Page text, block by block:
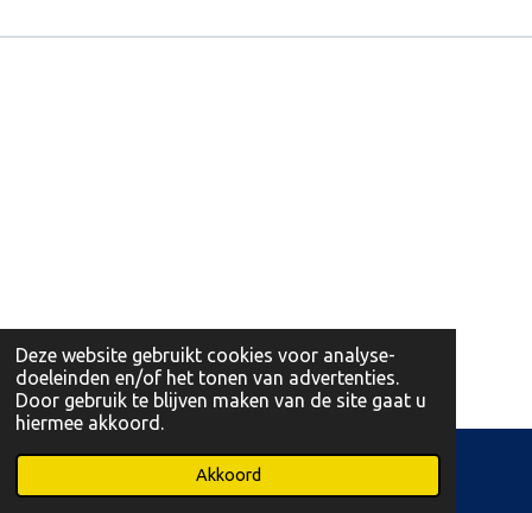
Deze website gebruikt cookies voor analyse-
doeleinden en/of het tonen van advertenties.
Door gebruik te blijven maken van de site gaat u
hiermee akkoord.
Akkoord
© 2026 Leonidas Martens Opglabbeek en Bree